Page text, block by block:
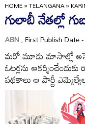
HOME»TELANGANA»
గులాబీ నేతల్లో
ABN, First Publish Date
మరో మూడు మాసాల్లో
ఓటర్లను ఆకర్శించేందుకు
పథకాలు ఆ పార్టీ